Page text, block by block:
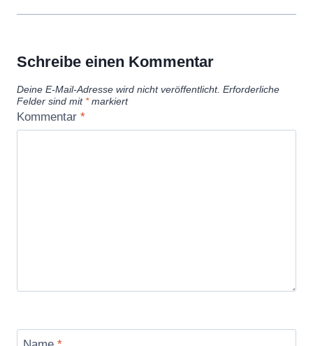
Schreibe einen Kommentar
Deine E-Mail-Adresse wird nicht veröffentlicht. Erforderliche
Felder sind mit *markiert
Kommentar *